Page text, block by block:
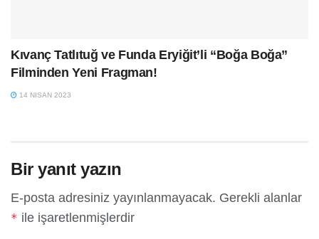
Kıvanç Tatlıtuğ ve Funda Eryiğit’li “Boğa Boğa”
Filminden Yeni Fragman!
14 NISAN 2023
Bir yanıt yazın
E-posta adresiniz yayınlanmayacak. Gerekli alanlar
* ile işaretlenmişlerdir